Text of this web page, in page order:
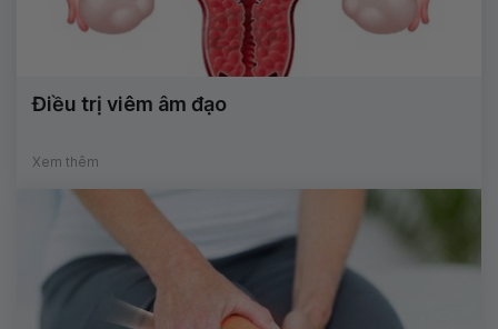
Điều trị viêm âm đạo
Xem thêm